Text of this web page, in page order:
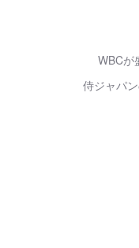
WBCが
侍ジャパ